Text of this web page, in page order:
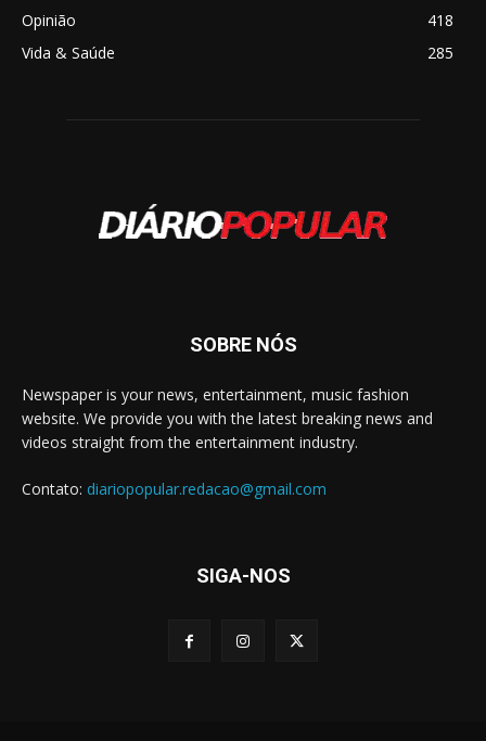
Opinião
418
Vida & Saúde
285
SOBRE NÓS
Newspaper is your news, entertainment, music fashion
website. We provide you with the latest breaking news and
videos straight from the entertainment industry.
Contato: diariopopular.redacao@gmail.com
SIGA-NOS